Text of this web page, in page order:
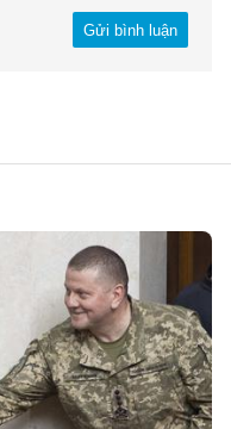
Gửi bình luận